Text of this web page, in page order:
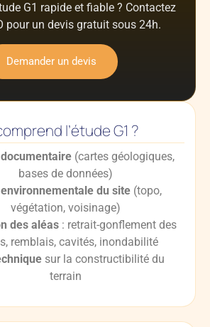
G1 rapide et fiable ? Contactez
pour un devis gratuit sous 24h.
Demander un devis
l’étude G1 ?
(cartes géologiques,
bases de données)
du site (topo,
végétation, voisinage)
des aléas : retrait-gonflement des
remblais, cavités, inondabilité
sur la constructibilité du
terrain